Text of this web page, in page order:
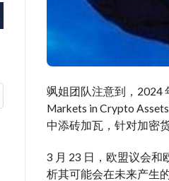
飒姐团队注意到，2024
Markets in Crypto
中添砖加瓦，针对加密
3 月 23 日，欧盟议会
析其可能会在未来产生